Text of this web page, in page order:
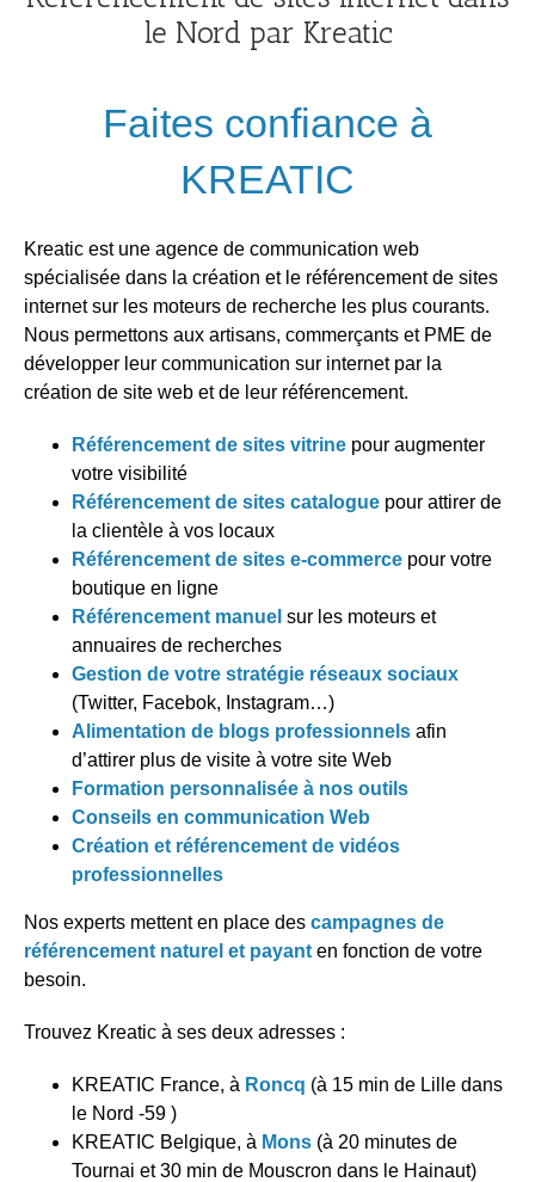
le Nord par Kreatic
Faites confiance à
KREATIC
Kreatic est une agence de communication web
spécialisée dans la création et le référencement de sites
internet sur les moteurs de recherche les plus courants.
Nous permettons aux artisans, commerçants et PME de
développer leur communication sur internet par la
création de site web et de leur référencement.
Référencement de sites vitrine pour augmenter
votre visibilité
Référencement de sites catalogue pour attirer de
la clientèle à vos locaux
Référencement de sites e-commerce pour votre
boutique en ligne
Référencement manuel sur les moteurs et
annuaires de recherches
Gestion de votre stratégie réseaux sociaux
(Twitter, Facebok, Instagram…)
Alimentation de blogs professionnels afin
d’attirer plus de visite à votre site Web
Formation personnalisée à nos outils
Conseils en communication Web
Création et référencement de vidéos
professionnelles
Nos experts mettent en place des campagnes de
référencement naturel et payant en fonction de votre
besoin.
Trouvez Kreatic à ses deux adresses :
KREATIC France, à Roncq (à 15 min de Lille dans
le Nord -59 )
KREATIC Belgique, à Mons (à 20 minutes de
Tournai et 30 min de Mouscron dans le Hainaut)